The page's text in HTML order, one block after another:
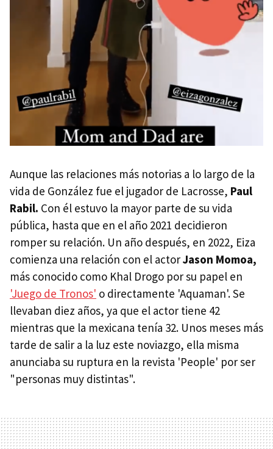
Aunque las relaciones más notorias a lo largo de la
vida de González fue el jugador de Lacrosse, Paul
Rabil. Con él estuvo la mayor parte de su vida
pública, hasta que en el año 2021 decidieron
romper su relación. Un año después, en 2022, Eiza
comienza una relación con el actorJason Momoa,
más conocido como Khal Drogo por su papel en
'Juego de Tronos' o directamente 'Aquaman'. Se
llevaban diez años, ya que el actor tiene 42
mientras que la mexicana tenía 32. Unos meses más
tarde de salir a la luz este noviazgo, ella misma
anunciaba su ruptura en la revista 'People' por ser
"personas muy distintas".